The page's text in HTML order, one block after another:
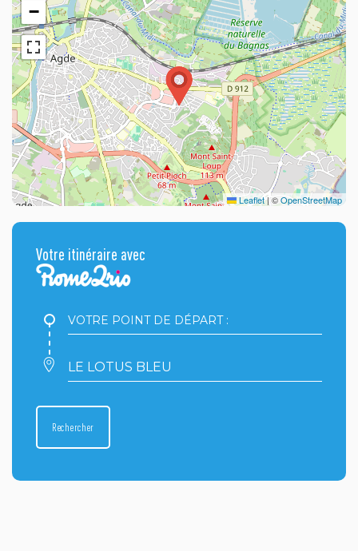
−
Leaflet|©OpenStreetMap
Votre itinéraire avec
Votre
point
:Votre
point
:
Rechercher